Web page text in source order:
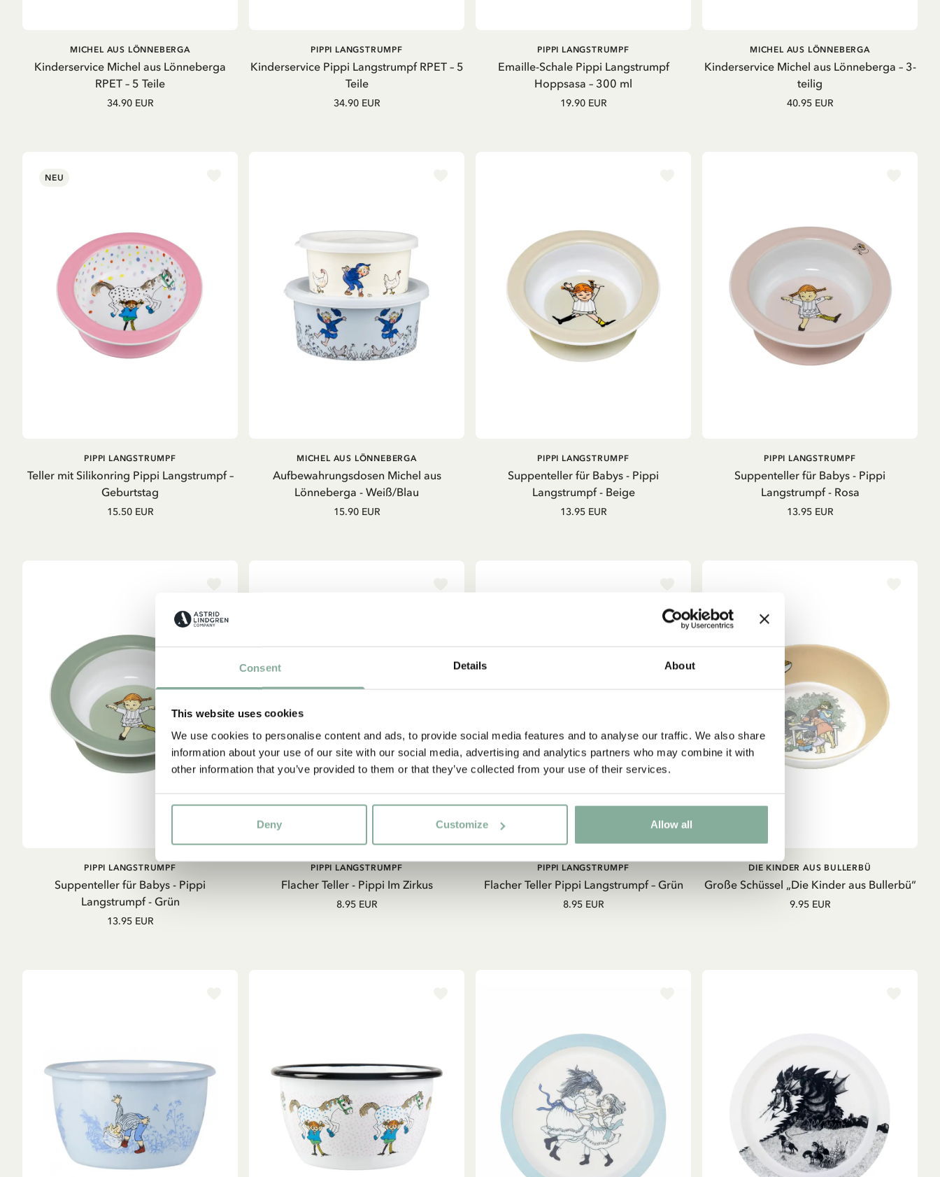
Consent Details About
This website uses cookies
We use cookies to personalise content and ads, to provide social media features and to analyse our traffic. We also share
information about your use of our site with our social media, advertising and analytics partners who may combine it with
other information that you’ve provided to them or that they’ve collected from your use of their services.
Deny Customize Allow all
IN DEN WARENKORB
Kinderservice Michel aus Lönneberga
RPET – 5 Teile
MICHEL AUS LÖNNEBERGA
34.90 EUR
IN DEN WARENKORB
Kinderservice Pippi Langstrumpf RPET – 5
Teile
PIPPI LANGSTRUMPF
34.90 EUR
IN DEN WARENKORB
Emaille-Schale Pippi Langstrumpf
Hoppsasa – 300 ml
PIPPI LANGSTRUMPF
19.90 EUR
IN DEN WARENKORB
Kinderservice Michel aus Lönneberga – 3-
teilig
MICHEL AUS LÖNNEBERGA
40.95 EUR
NEU
IN DEN WARENKORB
Teller mit Silikonring Pippi Langstrumpf –
Geburtstag
PIPPI LANGSTRUMPF
15.50 EUR
AUSVERKAUFT
Aufbewahrungsdosen Michel aus
Lönneberga - Weiß/Blau
MICHEL AUS LÖNNEBERGA
15.90 EUR
IN DEN WARENKORB
Suppenteller für Babys - Pippi
Langstrumpf - Beige
PIPPI LANGSTRUMPF
13.95 EUR
IN DEN WARENKORB
Suppenteller für Babys - Pippi
Langstrumpf - Rosa
PIPPI LANGSTRUMPF
13.95 EUR
IN DEN WARENKORB
Suppenteller für Babys - Pippi
Langstrumpf - Grün
PIPPI LANGSTRUMPF
13.95 EUR
IN DEN WARENKORB
Flacher Teller - Pippi Im Zirkus
PIPPI LANGSTRUMPF
8.95 EUR
IN DEN WARENKORB
Flacher Teller Pippi Langstrumpf – Grün
PIPPI LANGSTRUMPF
8.95 EUR
IN DEN WARENKORB
Große Schüssel „Die Kinder aus Bullerbü“
DIE KINDER AUS BULLERBÜ
9.95 EUR